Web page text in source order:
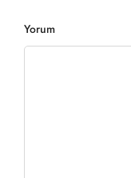
Yorum